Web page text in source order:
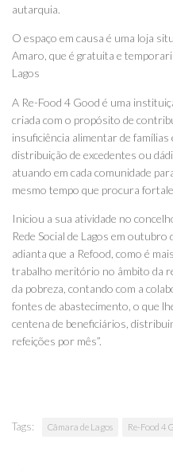
autarquia.
O espaço em causa é uma loja
Amaro, que é gratuita e
Lagos
A Re-Food 4 Good é uma
criada com o propósito de
insuficiência alimentar de
distribuição de excedentes ou
atuando em cada comunidade
mesmo tempo que procura
Iniciou a sua atividade no
Rede Social de Lagos em
adianta que a Refood, como é
trabalho meritório no âmbito da
da pobreza, contando com a
fontes de abastecimento, o que
centena de beneficiários,
refeições por mês”.
Tags: Câmara de Lagos Re-Food 4